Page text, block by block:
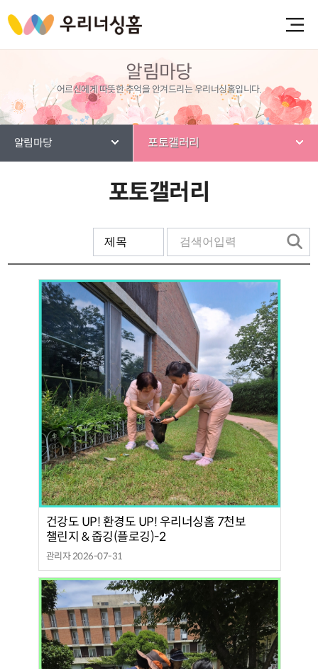
알림마당
어르신에게 따뜻한 추억을 안겨드리는 우리너싱홈입니다.
알림마당 포토갤러리
포토갤러리
건강도 UP! 환경도 UP! 우리너싱홈 7천보
챌린지 & 줍깅(플로깅)-2
관리자 2026-07-31